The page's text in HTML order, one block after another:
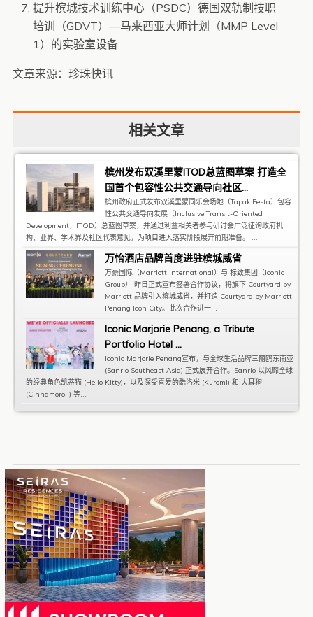
提升槟城技术训练中心（PSDC）德国双轨制技职
培训（GDVT）—马来西亚大师计划（MMP Level
1）的实验室设备
文章来源：珍珠快讯
相关文章
槟州发布双溪里蒙ITOD总蓝图草案 打造全
国首个包容性公共交通导向社区...
槟州政府正式发布双溪里蒙同乐会场地（Tapak Pesta）包容
性公共交通导向发展（Inclusive Transit-Oriented
Development，ITOD）总蓝图草案，并通过利益相关者参与研讨会广泛征询政府机
构、业界、学术界及社区代表意见，为项目进入落实阶段展开前期准备。 ...
万怡酒店品牌首度进驻槟城威省
万豪国际（Marriott International）与 标致集团（Iconic
Group） 昨日正式宣布签署合作协议，将旗下 Courtyard by
Marriott 品牌引入槟城威省，并打造 Courtyard by Marriott
Penang Icon City。此次合作进一...
Iconic Marjorie Penang, a Tribute
Portfolio Hotel ...
Iconic Marjorie Penang宣布，与全球生活品牌三丽鸥东南亚
(Sanrio Southeast Asia) 正式展开合作。Sanrio 以风靡全球
的经典角色凯蒂猫 (Hello Kitty)，以及深受喜爱的酷洛米 (Kuromi) 和 大耳狗
(Cinnamoroll) 等...